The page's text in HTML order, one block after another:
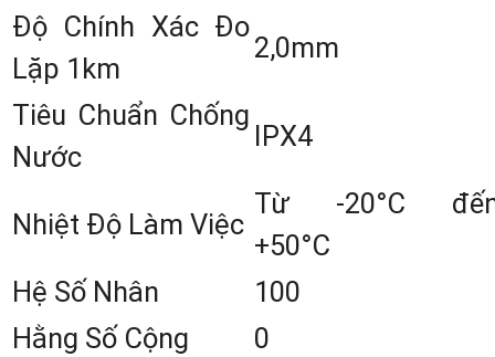
còn núm vi động ngang hai bên
tiện cho việc vi chỉnh ngắm bắt tiêu.
Máy còn có khả năng chống thấm
ấn tượng với tiêu chuẩn IP 55.
điều này giúp máy bền hơn và có
làm việc tốt trong điều kiện môi
ẩm ướt.
Độ Chính Xác Đo
Lặp 1km
2,0mm
Tiêu Chuẩn Chống
Nước
IPX4
Nhiệt Độ Làm Việc
Từ -20°C
+50°C
Hệ Số Nhân
100
Hằng Số Cộng
0